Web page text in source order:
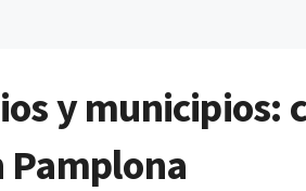
y municipios: